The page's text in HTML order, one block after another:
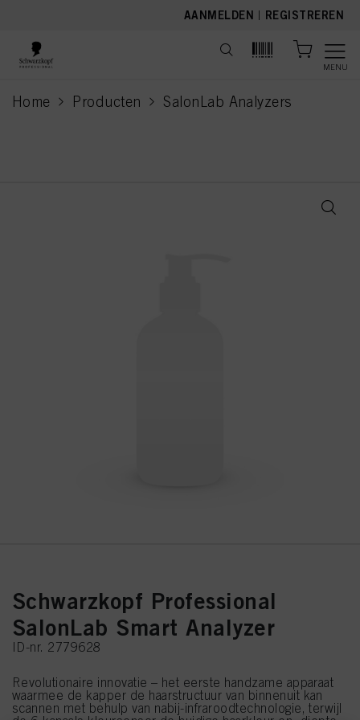
AANMELDEN | REGISTREREN
MENU
Home Producten SalonLab Analyzers
current page
Schwarzkopf Professional
SalonLab Smart Analyzer
ID-nr. 2779628
Revolutionaire innovatie – het eerste handzame apparaat
waarmee de kapper de haarstructuur van binnenuit kan
scannen met behulp van nabij-infraroodtechnologie, terwijl